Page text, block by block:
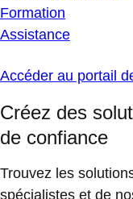
Formation
Assistance
Accéder au portail
Créez des
de confiance
Trouvez les
spécialistes et de